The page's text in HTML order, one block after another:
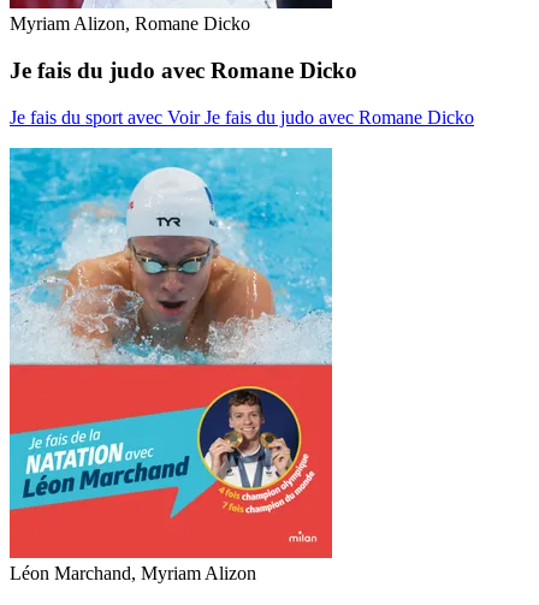
Myriam Alizon, Romane Dicko
Je fais du judo avec Romane Dicko
Je fais du sport avec Voir Je fais du judo avec Romane Dicko
Léon Marchand, Myriam Alizon